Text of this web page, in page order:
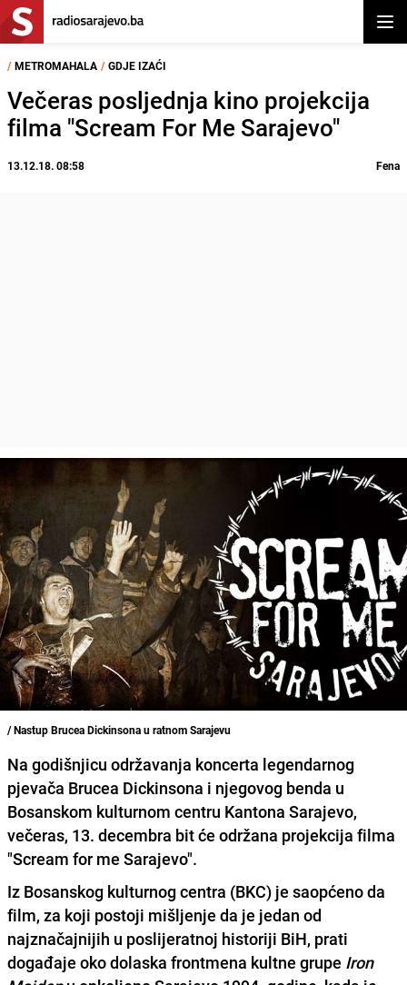
/ METROMAHALA / GDJE IZAĆI
Večeras posljednja kino projekcija
filma "Scream For Me Sarajevo"
13.12.18. 08:58 Fena
/ Nastup Brucea Dickinsona u ratnom Sarajevu
Na godišnjicu održavanja koncerta legendarnog
pjevača Brucea Dickinsona i njegovog benda u
Bosanskom kulturnom centru Kantona Sarajevo,
večeras, 13. decembra bit će održana projekcija filma
"Scream for me Sarajevo".
Iz Bosanskog kulturnog centra (BKC) je saopćeno da
film, za koji postoji mišljenje da je jedan od
najznačajnijih u poslijeratnoj historiji BiH, prati
događaje oko dolaska frontmena kultne grupe Iron